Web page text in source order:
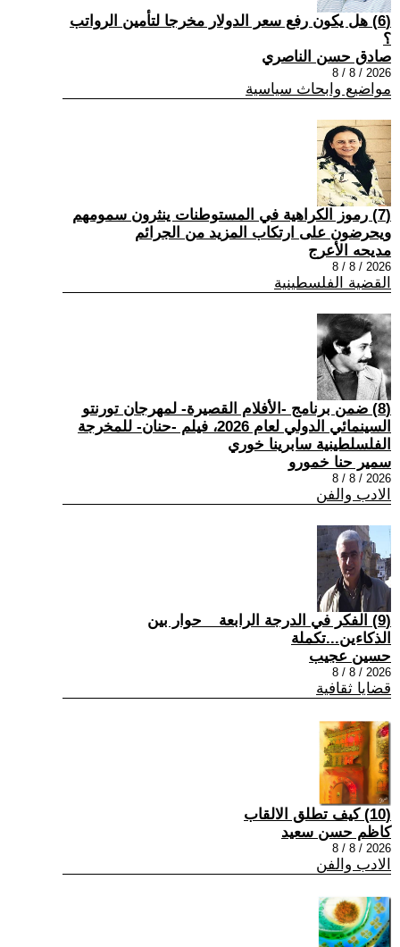
(6) هل يكون رفع سعر الدولار مخرجا لتأمين الرواتب
؟
صادق حسن الناصري
2026 / 8 / 8
مواضيع وابحاث سياسية
(7) رموز الكراهية في المستوطنات ينثرون سمومهم
ويحرضون على ارتكاب المزيد من الجرائم
مديحه الأعرج
2026 / 8 / 8
القضية الفلسطينية
(8) ضمن برنامج -الأفلام القصيرة- لمهرجان تورنتو
السينمائي الدولي لعام 2026، فيلم -حنان- للمخرجة
الفلسلطينية سابرينا خوري
سمير حنا خمورو
2026 / 8 / 8
الادب والفن
(9) الفكر في الدرجة الرابعة _ حوار بين
الذكاءين...تكملة
حسين عجيب
2026 / 8 / 8
قضايا ثقافية
(10) كيف تطلق الالقاب
كاظم حسن سعيد
2026 / 8 / 8
الادب والفن